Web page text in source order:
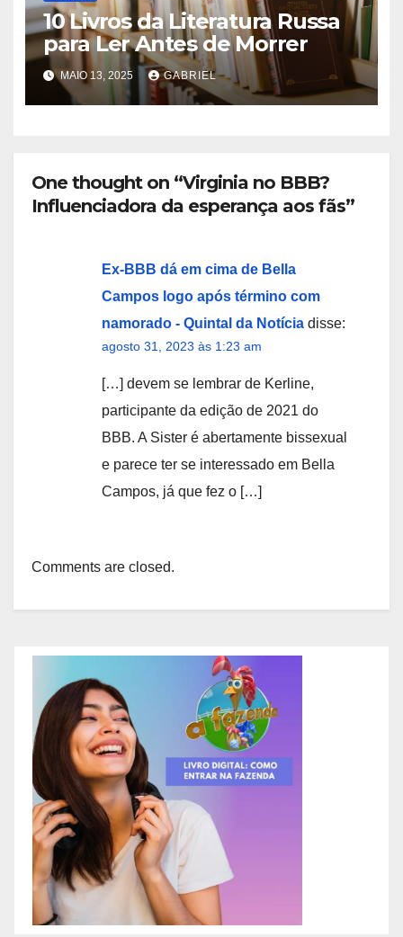
10 Livros da Literatura Russa
para Ler Antes de Morrer
MAIO 13, 2025 GABRIEL
One thought on “Virginia no BBB?
Influenciadora da esperança aos fãs”
Ex-BBB dá em cima de Bella
Campos logo após término com
namorado - Quintal da Notícia disse:
agosto 31, 2023 às 1:23 am
[…] devem se lembrar de Kerline,
participante da edição de 2021 do
BBB. A Sister é abertamente bissexual
e parece ter se interessado em Bella
Campos, já que fez o […]
Comments are closed.